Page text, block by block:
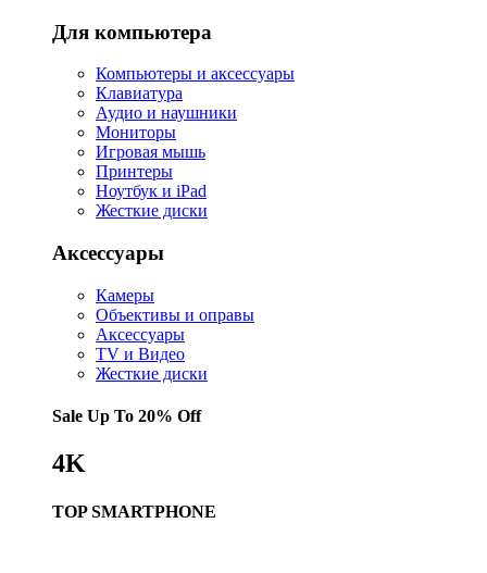
Для компьютера
Компьютеры и аксессуары
Клавиатура
Аудио и наушники
Мониторы
Игровая мышь
Принтеры
Ноутбук и iPad
Жесткие диски
Аксессуары
Камеры
Объективы и оправы
Аксессуары
TV и Видео
Жесткие диски
Sale Up To 20% Off
4K
TOP SMARTPHONE